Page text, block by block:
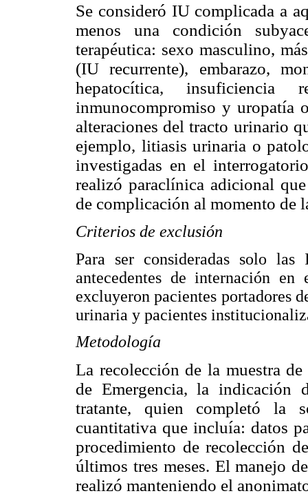
Se consideró IU complicada a
menos una condición
terapéutica: sexo masculino,
(IU recurrente), embarazo,
hepatocítica, insuficiencia
inmunocompromiso y uropatía
alteraciones del tracto urinario
ejemplo, litiasis urinaria o
investigadas en el
realizó paraclínica adicional
de complicación al momento de
Criterios de exclusión
Para ser consideradas solo
antecedentes de internación
excluyeron pacientes portadores
urinaria y pacientes
Metodología
La recolección de la muestra
de Emergencia, la
tratante, quien completó la
cuantitativa que incluía: datos
procedimiento de recolección
últimos tres meses. El manejo
realizó manteniendo el